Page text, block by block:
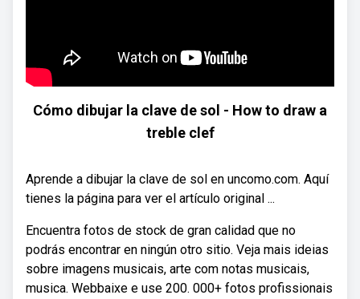
Cómo dibujar la clave de sol - How to draw a
treble clef
Aprende a dibujar la clave de sol en uncomo.com. Aquí
tienes la página para ver el artículo original ...
Encuentra fotos de stock de gran calidad que no
podrás encontrar en ningún otro sitio. Veja mais ideias
sobre imagens musicais, arte com notas musicais,
musica. Webbaixe e use 200. 000+ fotos profissionais